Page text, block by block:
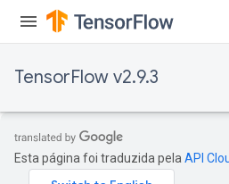
TensorFlow v2.9.3
Esta página foi traduzida pela API